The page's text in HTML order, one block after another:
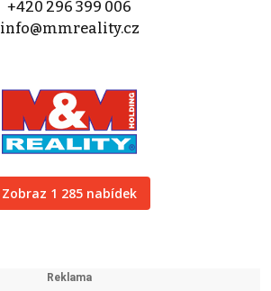
+420 296 399 006
info@mmreality.cz
Zobraz 1 285 nabídek